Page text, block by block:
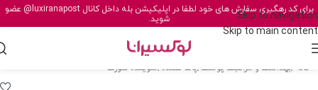
Skip to navigation
Skip to main content
برای کد رهگیری سفارش های خود لطفا در اپلیکیشن بله داخل کانال@luxiranapost عضو
شوید.
خانه /بهداشت و مراقبت پوست /پاک کننده /شوینده صورت